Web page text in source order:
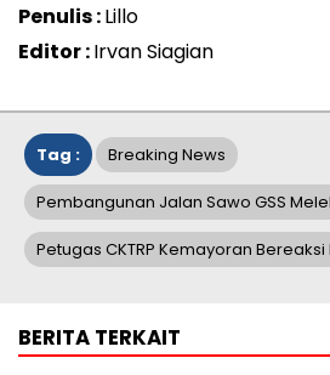
Penulis :Lillo
Editor :Irvan Siagian
Tag : Breaking News
Pembangunan Jalan Sawo GSS
Petugas CKTRP Kemayoran
BERITA TERKAIT